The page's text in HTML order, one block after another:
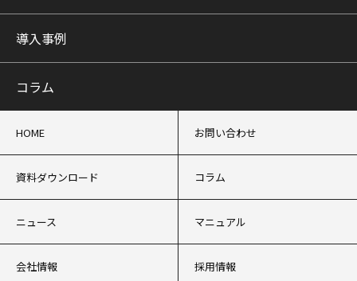
導入事例
コラム
HOME お問い合わせ
資料ダウンロード コラム
ニュース マニュアル
会社情報 採用情報